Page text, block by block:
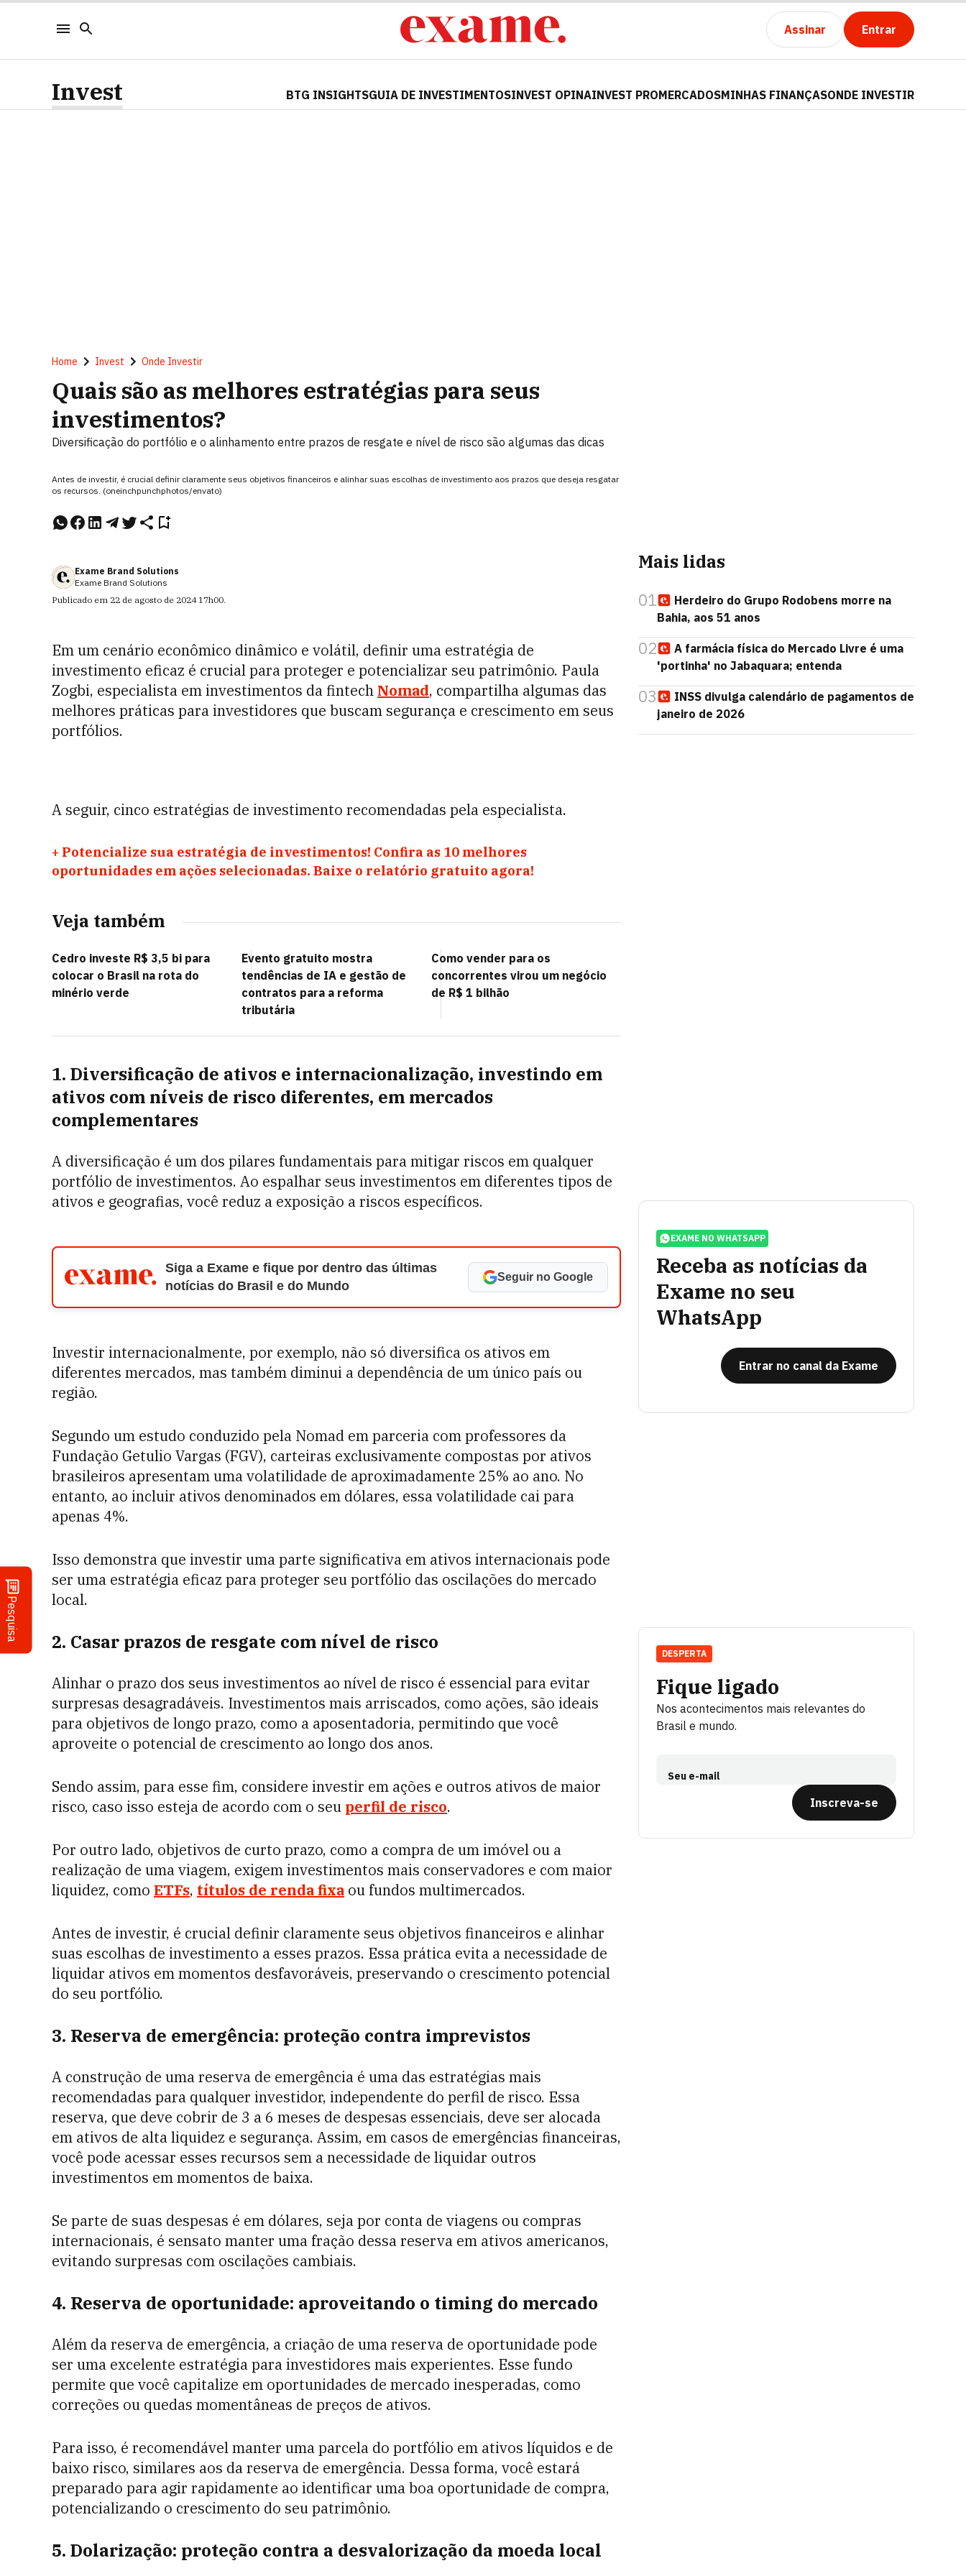
Assinar Entrar
Pesquisa
Invest BTG INSIGHTSGUIA DE INVESTIMENTOSINVEST OPINAINVEST PROMERCADOSMINHAS FINANÇASONDE INVESTIR
Home Invest Onde Investir
Quais são as melhores estratégias para seus
investimentos?
Diversificação do portfólio e o alinhamento entre prazos de resgate e nível de risco são algumas das dicas
Antes de investir, é crucial definir claramente seus objetivos financeiros e alinhar suas escolhas de investimento aos prazos que deseja resgatar
os recursos. (oneinchpunchphotos/envato)
Exame Brand Solutions
Exame Brand Solutions
Publicado em 22 de agosto de 2024 17h00.
Em um cenário econômico dinâmico e volátil, definir uma estratégia de
investimento eficaz é crucial para proteger e potencializar seu patrimônio. Paula
Zogbi, especialista em investimentos da fintech Nomad, compartilha algumas das
melhores práticas para investidores que buscam segurança e crescimento em seus
portfólios.
A seguir, cinco estratégias de investimento recomendadas pela especialista.
+ Potencialize sua estratégia de investimentos! Confira as 10 melhores
oportunidades em ações selecionadas. Baixe o relatório gratuito agora!
Veja também
Cedro investe R$ 3,5 bi para
colocar o Brasil na rota do
minério verde
Evento gratuito mostra
tendências de IA e gestão de
contratos para a reforma
tributária
Como vender para os
concorrentes virou um negócio
de R$ 1 bilhão
1. Diversificação de ativos e internacionalização, investindo em
ativos com níveis de risco diferentes, em mercados
complementares
A diversificação é um dos pilares fundamentais para mitigar riscos em qualquer
portfólio de investimentos. Ao espalhar seus investimentos em diferentes tipos de
ativos e geografias, você reduz a exposição a riscos específicos.
Siga a Exame e fique por dentro das últimas
notícias do Brasil e do Mundo
Seguir no Google
Investir internacionalmente, por exemplo, não só diversifica os ativos em
diferentes mercados, mas também diminui a dependência de um único país ou
região.
Segundo um estudo conduzido pela Nomad em parceria com professores da
Fundação Getulio Vargas (FGV), carteiras exclusivamente compostas por ativos
brasileiros apresentam uma volatilidade de aproximadamente 25% ao ano. No
entanto, ao incluir ativos denominados em dólares, essa volatilidade cai para
apenas 4%.
Isso demonstra que investir uma parte significativa em ativos internacionais pode
ser uma estratégia eficaz para proteger seu portfólio das oscilações do mercado
local.
2. Casar prazos de resgate com nível de risco
Alinhar o prazo dos seus investimentos ao nível de risco é essencial para evitar
surpresas desagradáveis. Investimentos mais arriscados, como ações, são ideais
para objetivos de longo prazo, como a aposentadoria, permitindo que você
aproveite o potencial de crescimento ao longo dos anos.
Sendo assim, para esse fim, considere investir em ações e outros ativos de maior
risco, caso isso esteja de acordo com o seu perfil de risco.
Por outro lado, objetivos de curto prazo, como a compra de um imóvel ou a
realização de uma viagem, exigem investimentos mais conservadores e com maior
liquidez, como ETFs, títulos de renda fixa ou fundos multimercados.
Antes de investir, é crucial definir claramente seus objetivos financeiros e alinhar
suas escolhas de investimento a esses prazos. Essa prática evita a necessidade de
liquidar ativos em momentos desfavoráveis, preservando o crescimento potencial
do seu portfólio.
3. Reserva de emergência: proteção contra imprevistos
A construção de uma reserva de emergência é uma das estratégias mais
recomendadas para qualquer investidor, independente do perfil de risco. Essa
reserva, que deve cobrir de 3 a 6 meses de despesas essenciais, deve ser alocada
em ativos de alta liquidez e segurança. Assim, em casos de emergências financeiras,
você pode acessar esses recursos sem a necessidade de liquidar outros
investimentos em momentos de baixa.
Se parte de suas despesas é em dólares, seja por conta de viagens ou compras
internacionais, é sensato manter uma fração dessa reserva em ativos americanos,
evitando surpresas com oscilações cambiais.
4. Reserva de oportunidade: aproveitando o timing do mercado
Além da reserva de emergência, a criação de uma reserva de oportunidade pode
ser uma excelente estratégia para investidores mais experientes. Esse fundo
permite que você capitalize em oportunidades de mercado inesperadas, como
correções ou quedas momentâneas de preços de ativos.
Para isso, é recomendável manter uma parcela do portfólio em ativos líquidos e de
baixo risco, similares aos da reserva de emergência. Dessa forma, você estará
preparado para agir rapidamente ao identificar uma boa oportunidade de compra,
potencializando o crescimento do seu patrimônio.
5. Dolarização: proteção contra a desvalorização da moeda local
Mais lidas
01
Herdeiro do Grupo Rodobens morre na
Bahia, aos 51 anos
02
A farmácia física do Mercado Livre é uma
'portinha' no Jabaquara; entenda
03
INSS divulga calendário de pagamentos de
janeiro de 2026
EXAME NO WHATSAPP
Receba as notícias da
Exame no seu
WhatsApp
Entrar no canal da Exame
Fique ligado
Nos acontecimentos mais relevantes do
Brasil e mundo.
Seu e-mail
Inscreva-se
DESPERTA